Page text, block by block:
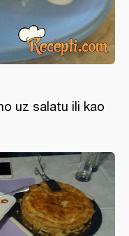
uz salatu ili kao